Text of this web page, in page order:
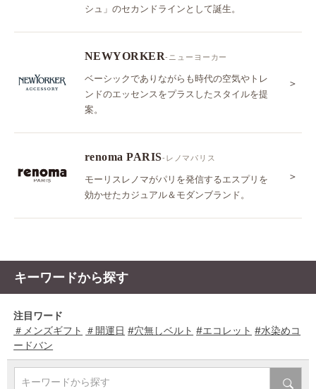
シュ」のセカンドラインとして誕生。
NEWYORKER-ニューヨーカー
ベーシックでありながらも時代の空気やトレ
ンドのエッセンスをプラスしたスタイルを提
案。
＞
renoma PARIS-レノマパリス
モーリスレノマがパリを発信するエスプリを
効かせたカジュアル＆モダンブランド。
＞
キーワードから探す
注目ワード
＃メンズギフト ＃開運日 #穴無しベルト #エコレット #水染めコ
ードバン
キーワードから探す